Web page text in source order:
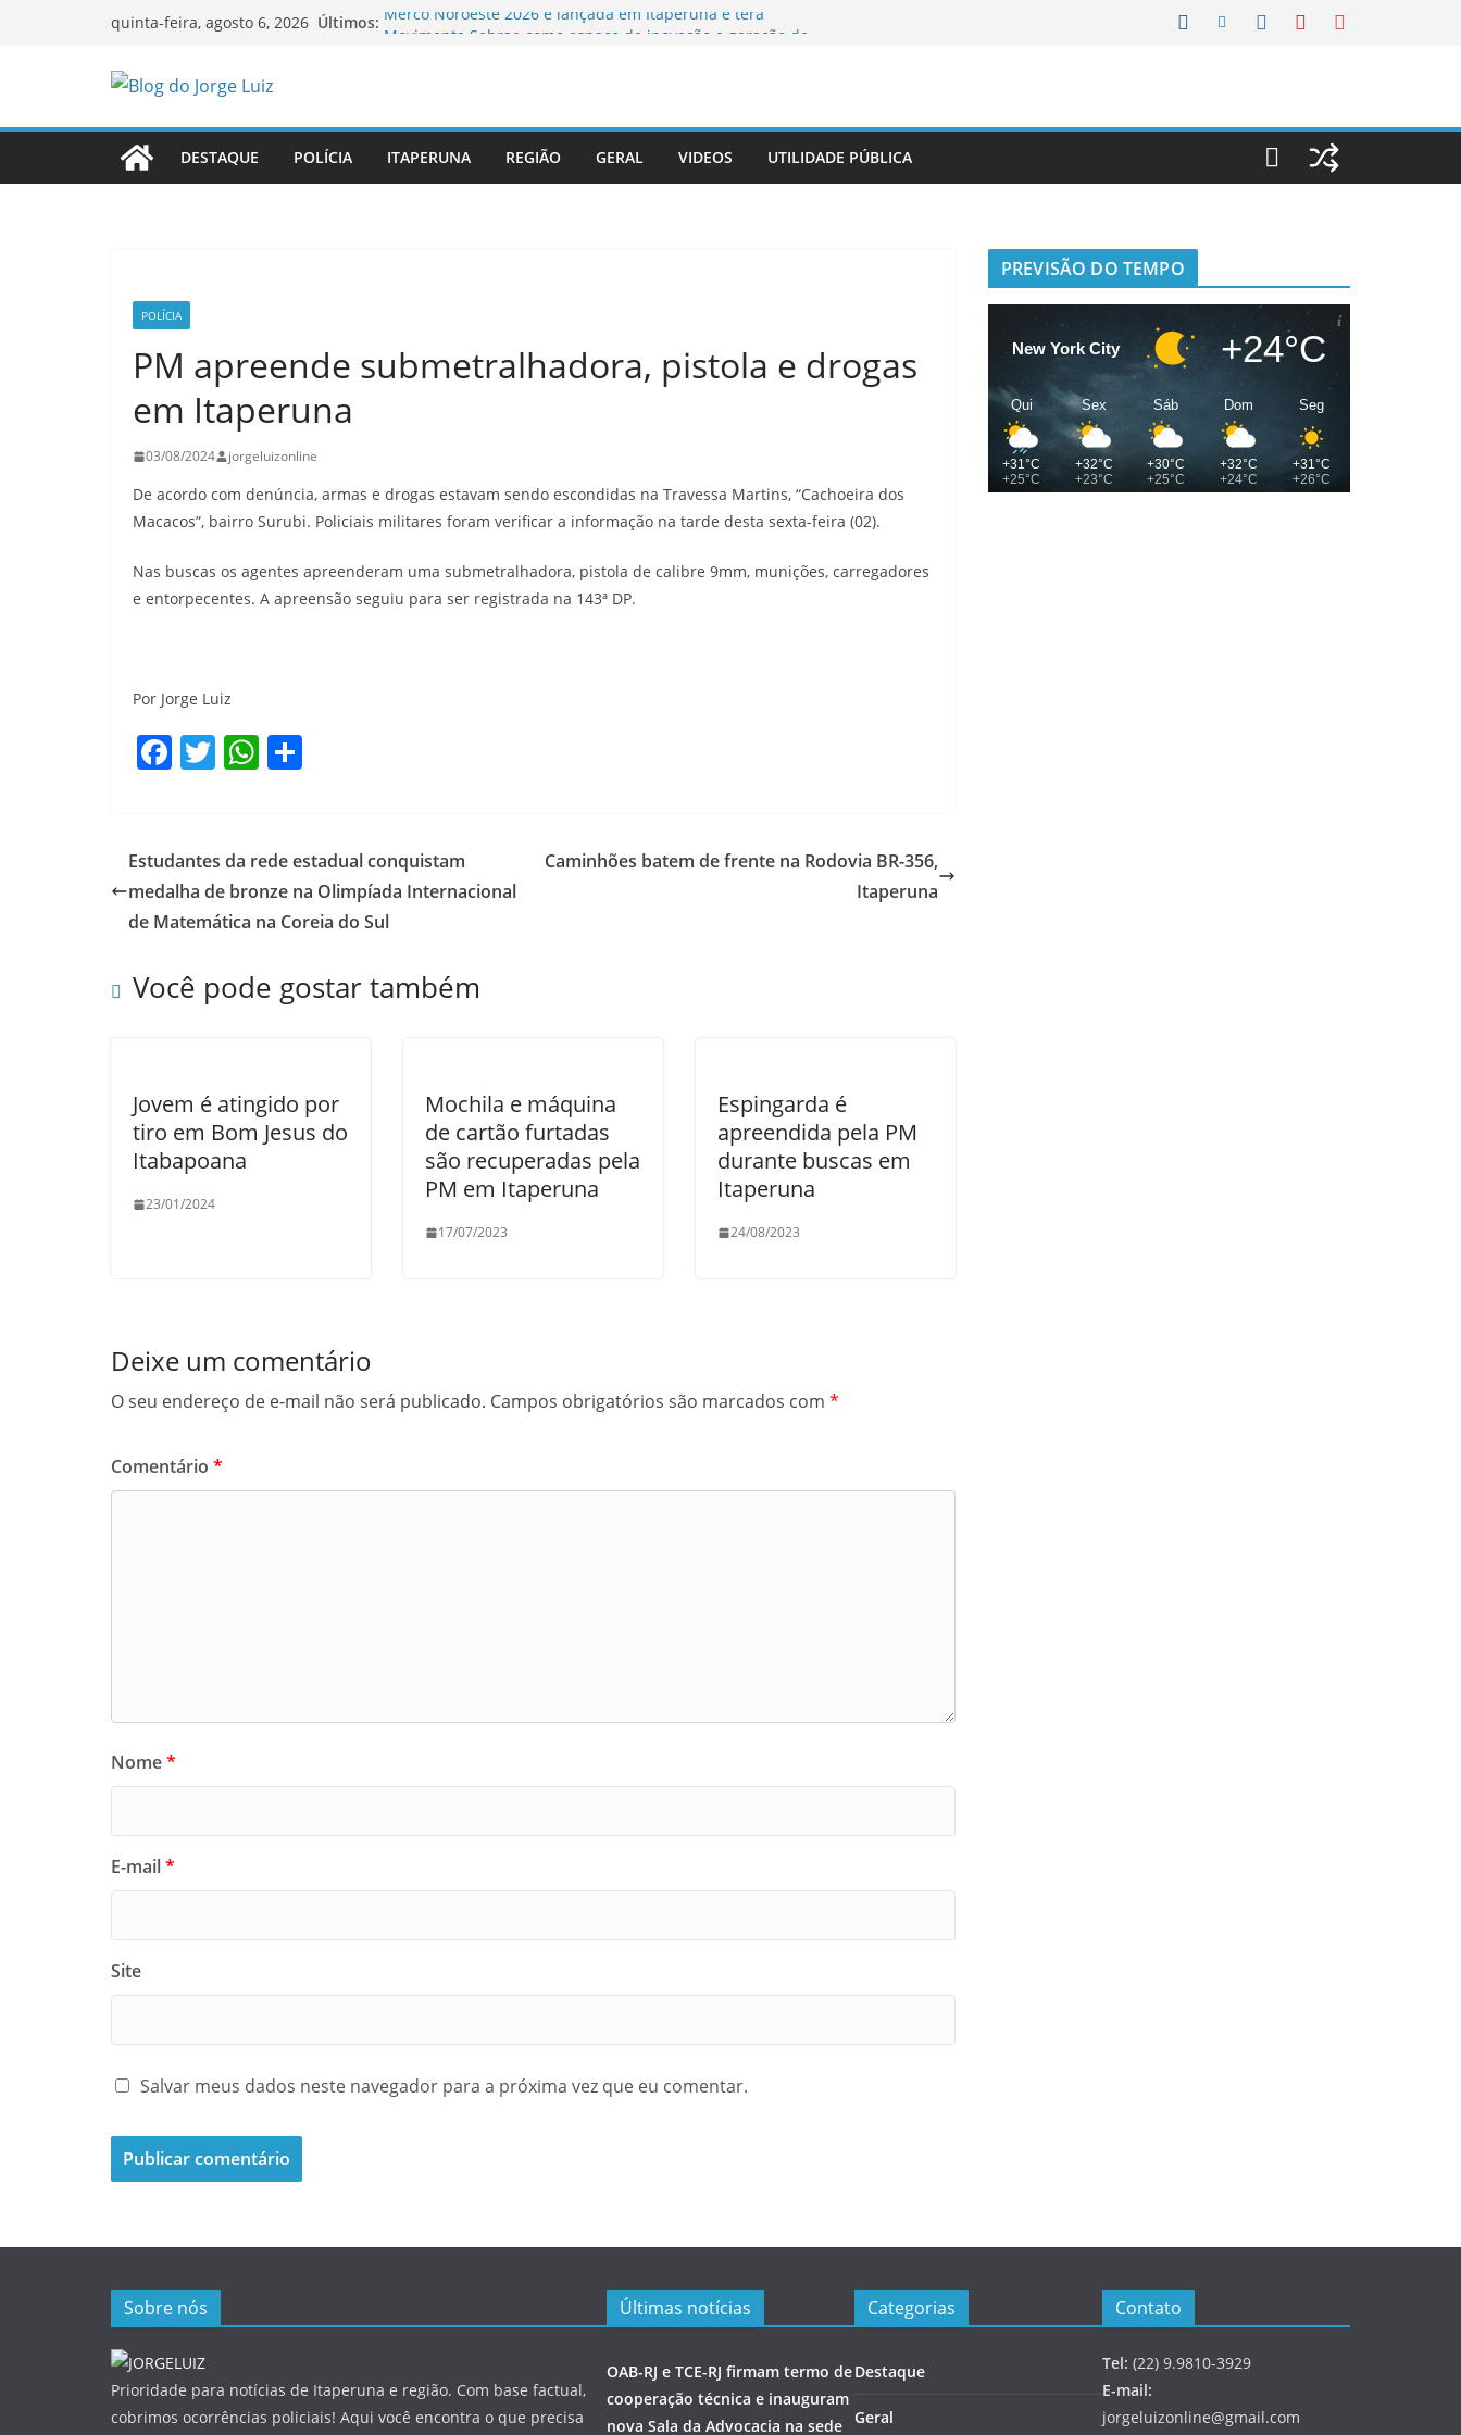
quinta-feira, agosto 6, 2026 Últimos: Merco Noroeste 2026 é lançada em Itaperuna e terá
Homem é morto a tiros na tarde desta terça-feira em
Itaperuna
DESTAQUE POLÍCIA ITAPERUNA REGIÃO GERAL VIDEOS UTILIDADE PÚBLICA
POLÍCIA
PM apreende submetralhadora, pistola e drogas
em Itaperuna
03/08/2024 jorgeluizonline
De acordo com denúncia, armas e drogas estavam sendo escondidas na Travessa Martins, “Cachoeira dos
Macacos”, bairro Surubi. Policiais militares foram verificar a informação na tarde desta sexta-feira (02).
Nas buscas os agentes apreenderam uma submetralhadora, pistola de calibre 9mm, munições, carregadores
e entorpecentes. A apreensão seguiu para ser registrada na 143ª DP.
Por Jorge Luiz
F
e
b
o
k
T
er
W
s
A
p
e
Estudantes da rede estadual conquistam
medalha de bronze na Olimpíada Internacional
de Matemática na Coreia do Sul
Caminhões batem de frente na Rodovia BR-356,
Itaperuna
Você pode gostar também
Jovem é atingido por
tiro em Bom Jesus do
Itabapoana
23/01/2024
Mochila e máquina
de cartão furtadas
são recuperadas pela
PM em Itaperuna
17/07/2023
Espingarda é
apreendida pela PM
durante buscas em
Itaperuna
24/08/2023
Deixe um comentário
O seu endereço de e-mail não será publicado. Campos obrigatórios são marcados com *
Comentário *
Nome*
E-mail*
Site
Salvar meus dados neste navegador para a próxima vez que eu comentar.
PREVISÃO DO TEMPO
New York City +24°C
Qui
+31°C
+25°C
Sex
+32°C
+23°C
Sáb
+30°C
+25°C
Dom
+32°C
+24°C
Seg
+31°C
+26°C
Sobre nós
Prioridade para notícias de Itaperuna e região. Com base factual,
cobrimos ocorrências policiais! Aqui você encontra o que precisa
Últimas notícias
OAB-RJ e TCE-RJ firmam termo de
cooperação técnica e inauguram
nova Sala da Advocacia na sede
Categorias
Destaque
Geral
Contato
Tel: (22) 9.9810-3929
E-mail:
jorgeluizonline@gmail.com